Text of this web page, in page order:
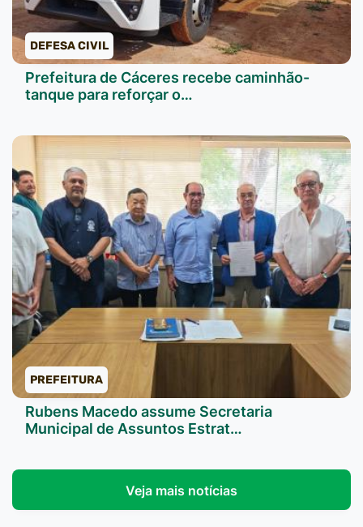
DEFESA CIVIL
Prefeitura de Cáceres recebe caminhão-
tanque para reforçar o…
PREFEITURA
Rubens Macedo assume Secretaria
Municipal de Assuntos Estrat…
Veja mais notícias